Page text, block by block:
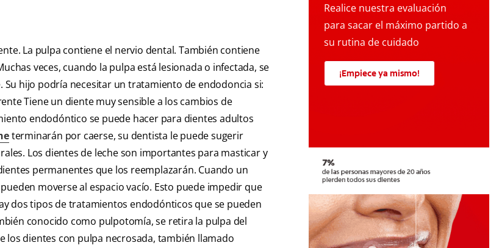
La pulpa contiene el nervio dental. También contiene
veces, cuando la pulpa está lesionada o infectada, se
hijo podría necesitar un tratamiento de endodoncia si:
Tiene un diente muy sensible a los cambios de
endodóntico se puede hacer para dientes adultos
terminarán por caerse, su dentista le puede sugerir
Los dientes de leche son importantes para masticar y
permanentes que los reemplazarán. Cuando un
moverse al espacio vacío. Esto puede impedir que
dos tipos de tratamientos endodónticos que se pueden
conocido como pulpotomía, se retira la pulpa del
los dientes con pulpa necrosada, también llamado
Realice nuestra evaluación
para sacar el máximo partido a
su rutina de cuidado
¡Empiece ya mismo!